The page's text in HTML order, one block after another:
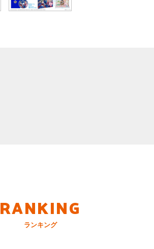
RANKING
ランキング